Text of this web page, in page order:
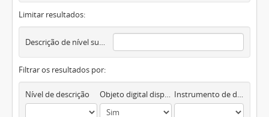
Limitar resultados:
Descrição de nível superior
Filtrar os resultados por:
Nível de descrição Objeto digital disponível Instrumento de descrição documental